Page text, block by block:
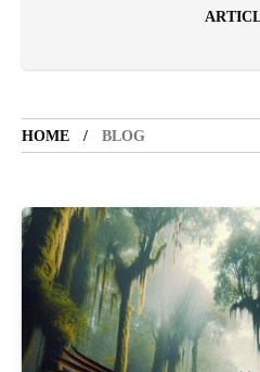
HOME BLOG